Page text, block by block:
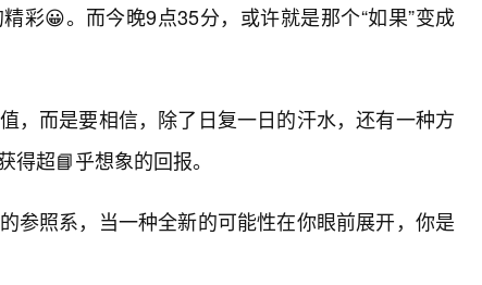
彩😀。而今晚9点35分，或许就是那个“如果”变成
，而是要相信，除了日复一日的汗水，还有一种方
得超📘乎想象的回报。
参照系，当一种全新的可能性在你眼前展开，你是